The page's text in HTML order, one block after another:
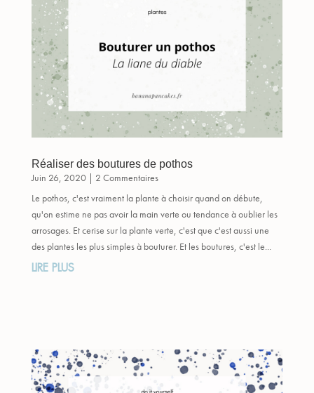
Réaliser des boutures de pothos
Juin 26, 2020| 2 Commentaires
Le pothos, c'est vraiment la plante à choisir quand on débute,
qu'on estime ne pas avoir la main verte ou tendance à oublier les
arrosages. Et cerise sur la plante verte, c'est que c'est aussi une
des plantes les plus simples à bouturer. Et les boutures, c'est le...
LIRE PLUS